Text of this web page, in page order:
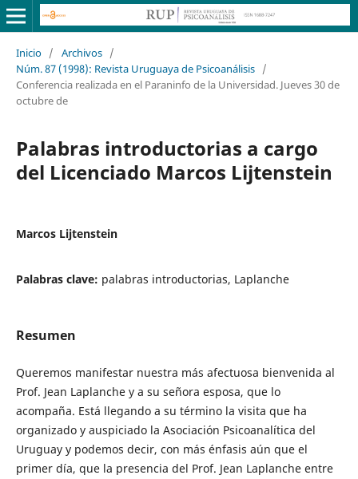
Inicio / Archivos /
Núm. 87 (1998): Revista Uruguaya de Psicoanálisis /
Conferencia realizada en el Paraninfo de la Universidad. Jueves 30 de
octubre de
Palabras introductorias a cargo
del Licenciado Marcos Lijtenstein
Marcos Lijtenstein
Palabras clave: palabras introductorias, Laplanche
Resumen
Queremos manifestar nuestra más afectuosa bienvenida al
Prof. Jean Laplanche y a su señora esposa, que lo
acompaña. Está llegando a su término la visita que ha
organizado y auspiciado la Asociación Psicoanalítica del
Uruguay y podemos decir, con más énfasis aún que el
primer día, que la presencia del Prof. Jean Laplanche entre